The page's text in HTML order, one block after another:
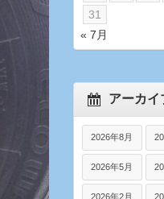
31
« 7月
アーカイ
2026年8月
2026年5月
2026年2月